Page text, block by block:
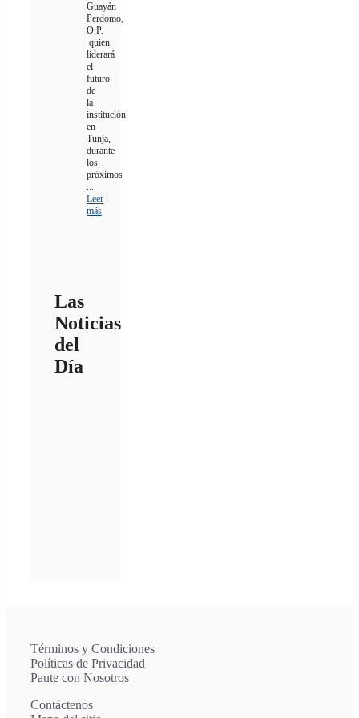
Guayán
Perdomo,
O.P.
quien
liderará
el
futuro
de
la
institución
en
Tunja,
durante
los
próximos
Leer
más
Las
Noticias
del
Día
Términos y Condiciones
Políticas de Privacidad
Paute con Nosotros
Contáctenos